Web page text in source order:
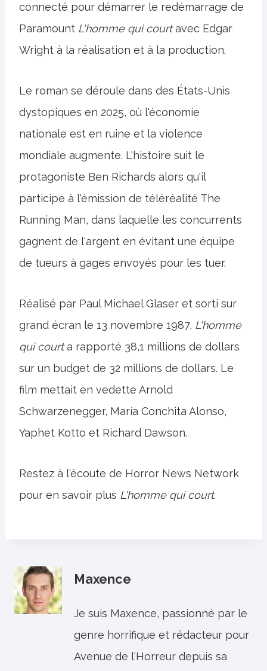
connecté pour démarrer le redémarrage de
Paramount L'homme qui courtavec Edgar
Wright à la réalisation et à la production.
Le roman se déroule dans des États-Unis
dystopiques en 2025, où l'économie
nationale est en ruine et la violence
mondiale augmente. L'histoire suit le
protagoniste Ben Richards alors qu'il
participe à l'émission de téléréalité The
Running Man, dans laquelle les concurrents
gagnent de l'argent en évitant une équipe
de tueurs à gages envoyés pour les tuer.
Réalisé par Paul Michael Glaser et sorti sur
grand écran le 13 novembre 1987, L'homme
qui courta rapporté 38,1 millions de dollars
sur un budget de 32 millions de dollars. Le
film mettait en vedette Arnold
Schwarzenegger, María Conchita Alonso,
Yaphet Kotto et Richard Dawson.
Restez à l'écoute de Horror News Network
pour en savoir plus L'homme qui court.
Maxence
Je suis Maxence, passionné par le
genre horrifique et rédacteur pour
Avenue de l'Horreur depuis sa